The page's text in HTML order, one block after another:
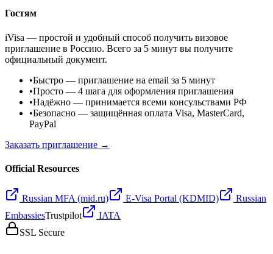
Гостям
iVisa — простой и удобный способ получить визовое
приглашение в Россию. Всего за 5 минут вы получите
официальный документ.
•Быстро — приглашение на email за 5 минут
•Просто — 4 шага для оформления приглашения
•Надёжно — принимается всеми консульствами РФ
•Безопасно — защищённая оплата Visa, MasterCard,
PayPal
Заказать приглашение →
Official Resources
Russian MFA (mid.ru) E-Visa Portal (KDMID)
Russian
EmbassiesTrustpilot
IATA
SSL Secure